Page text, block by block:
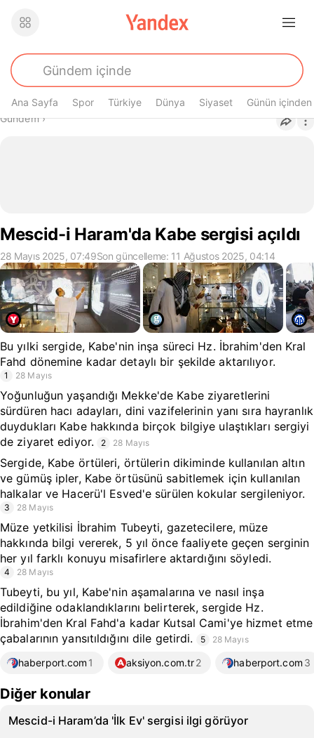
Ana Sayfa Spor Türkiye Dünya Siyaset Günün içinden
Buradasın
Gündem›
Mescid-i Haram'da Kabe sergisi açıldı
28 Mayıs 2025, 07:49Son güncelleme: 11 Ağustos 2025, 04:14
Bu yılki sergide, Kabe'nin inşa süreci Hz. İbrahim'den Kral
Fahd dönemine kadar detaylı bir şekilde aktarılıyor.
1 28 Mayıs
Yoğunluğun yaşandığı Mekke'de Kabe ziyaretlerini
sürdüren hacı adayları, dini vazifelerinin yanı sıra hayranlık
duydukları Kabe hakkında birçok bilgiye ulaştıkları sergiyi
de ziyaret ediyor.
2 28 Mayıs
Sergide, Kabe örtüleri, örtülerin dikiminde kullanılan altın
ve gümüş ipler, Kabe örtüsünü sabitlemek için kullanılan
halkalar ve Hacerü'l Esved'e sürülen kokular sergileniyor.
3 28 Mayıs
Müze yetkilisi İbrahim Tubeyti, gazetecilere, müze
hakkında bilgi vererek, 5 yıl önce faaliyete geçen serginin
her yıl farklı konuyu misafirlere aktardığını söyledi.
4 28 Mayıs
Tubeyti, bu yıl, Kabe'nin aşamalarına ve nasıl inşa
edildiğine odaklandıklarını belirterek, sergide Hz.
İbrahim'den Kral Fahd'a kadar Kutsal Cami'ye hizmet etme
çabalarının yansıtıldığını dile getirdi.
5 28 Mayıs
haberport.com 1 aksiyon.com.tr2 haberport.com 3
Diğer konular
Mescid-i Haram’da 'İlk Ev' sergisi ilgi görüyor